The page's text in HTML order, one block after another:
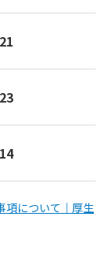
項について｜厚生